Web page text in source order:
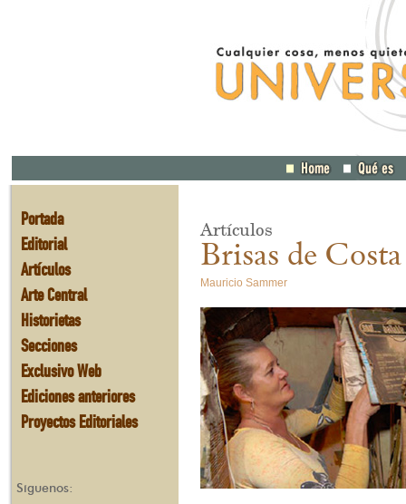
Portada
Editorial
Artículos
Arte Central
Historietas
Secciones
Exclusivo Web
Ediciones anteriores
Proyectos Editoriales
Síguenos:
Artículos
Brisas de
Mauricio Sammer